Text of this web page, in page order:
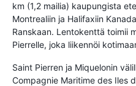
km (1,2 mailia) kaupungista
Montrealiin ja Halifaxiin
Ranskaan. Lentokenttä toimii
Pierrelle, joka liikennöi
Saint Pierren ja Miquelonin
Compagnie Maritime des Iles